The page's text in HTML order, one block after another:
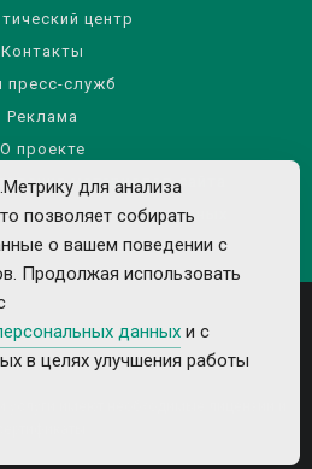
центр
Контакты
пресс-служб
Реклама
О проекте
материалов сайта
персональных данных
услуги имеют необходимые лицензии и
для анализа
позволяет собирать
о вашем поведении с
Продолжая использовать
данных и с
в целях улучшения работы